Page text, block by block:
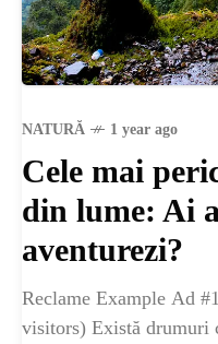
NATURĂ 1 year ago
Cele mai
din lume: Ai
aventurezi?
Reclame Example Ad
visitors) Există drumuri